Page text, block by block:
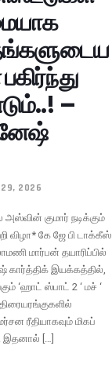
–
29, 2026
குமார் நடிக்கும்
விழா* கே ஜே பி டாக்கீஸ்
மார்பன் தயாரிப்பில்
கார்த்திக் இயக்கத்தில்,
‘ஹாட் ஸ்பாட் 2 ‘ மச் ‘
ரீதியாகவும் மிகப்
இதனால் […]